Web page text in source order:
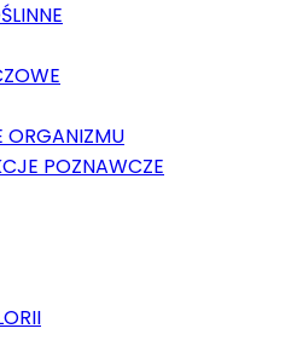
ORGANIZMU
POZNAWCZE